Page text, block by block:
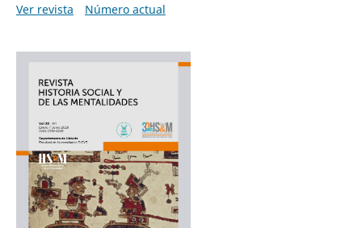
Ver revista
Número actual